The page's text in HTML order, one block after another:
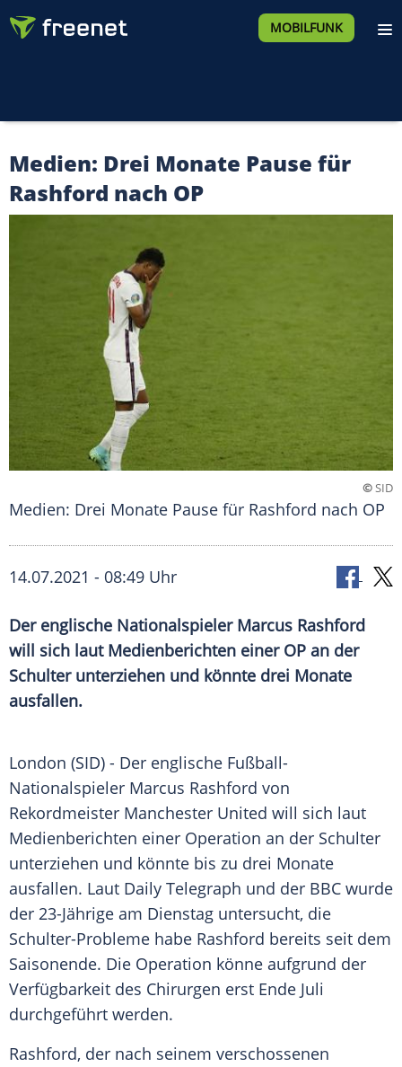
MOBILFUNK
Medien: Drei Monate Pause für
Rashford nach OP
©SID
Medien: Drei Monate Pause für Rashford nach OP
14.07.2021 - 08:49 Uhr
Der englische Nationalspieler Marcus Rashford
will sich laut Medienberichten einer OP an der
Schulter unterziehen und könnte drei Monate
ausfallen.
London (SID) - Der englische Fußball-
Nationalspieler Marcus Rashford von
Rekordmeister Manchester United will sich laut
Medienberichten einer Operation an der Schulter
unterziehen und könnte bis zu drei Monate
ausfallen. Laut Daily Telegraph und der BBC wurde
der 23-Jährige am Dienstag untersucht, die
Schulter-Probleme habe Rashford bereits seit dem
Saisonende. Die Operation könne aufgrund der
Verfügbarkeit des Chirurgen erst Ende Juli
durchgeführt werden.
Rashford, der nach seinem verschossenen